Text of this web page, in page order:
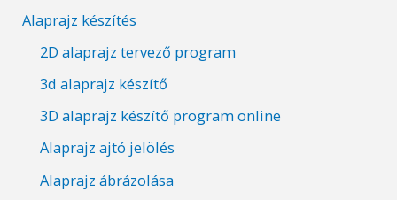
Alaprajz készítés
2D alaprajz tervező program
3d alaprajz készítő
3D alaprajz készítő program online
Alaprajz ajtó jelölés
Alaprajz ábrázolása